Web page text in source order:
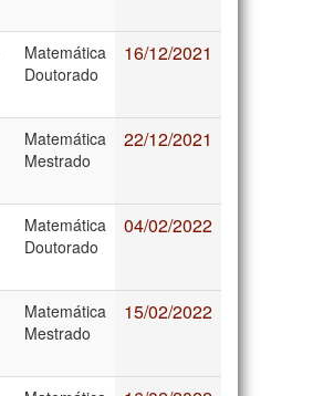
Matemática
Doutorado
16/12/2021
Matemática
Mestrado
22/12/2021
Matemática
Doutorado
04/02/2022
Matemática
Mestrado
15/02/2022